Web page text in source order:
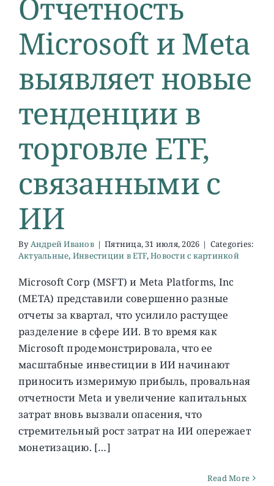
Отчетность
Microsoft и Meta
выявляет новые
тенденции в
торговле ETF,
связанными с
ИИ
ByАндрей Иванов | Пятница, 31 июля, 2026 | Categories:
Актуальные, Инвестиции в ETF,Новости с картинкой
Microsoft Corp (MSFT) и Meta Platforms, Inc
(META) представили совершенно разные
отчеты за квартал, что усилило растущее
разделение в сфере ИИ. В то время как
Microsoft продемонстрировала, что ее
масштабные инвестиции в ИИ начинают
приносить измеримую прибыль, провальная
отчетности Meta и увеличение капитальных
затрат вновь вызвали опасения, что
стремительный рост затрат на ИИ опережает
монетизацию. […]
Read More